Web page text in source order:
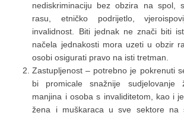
nediskriminaciju bez obzira na spol,
rasu, etničko podrijetlo,
invalidnost. Biti jednak ne znači biti
načela jednakosti mora uzeti u obzir
osobi osigurati pravo na isti tretman.
Zastupljenost – potrebno je pokrenuti
bi promicale snažnije sudjelovanje
manjina i osoba s invaliditetom, kao i
žena i muškaraca u sve sektore na